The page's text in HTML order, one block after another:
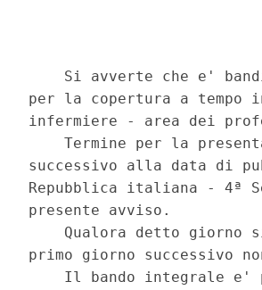
Si avverte che e'
per la copertura a tempo
infermiere - area dei
Termine per la
successivo alla data di
Repubblica italiana - 4ª
presente avviso.
Qualora detto giorno
primo giorno successivo
Il bando integrale e'